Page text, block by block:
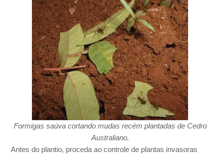
Formigas saúva cortando mudas recém plantadas de Cedro
Australiano.
Antes do plantio, proceda ao controle de plantas invasoras